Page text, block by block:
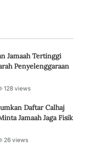
Jamaah Tertinggi
Penyelenggaraan
128 views
Daftar Calhaj
Jamaah Jaga Fisik
26 views